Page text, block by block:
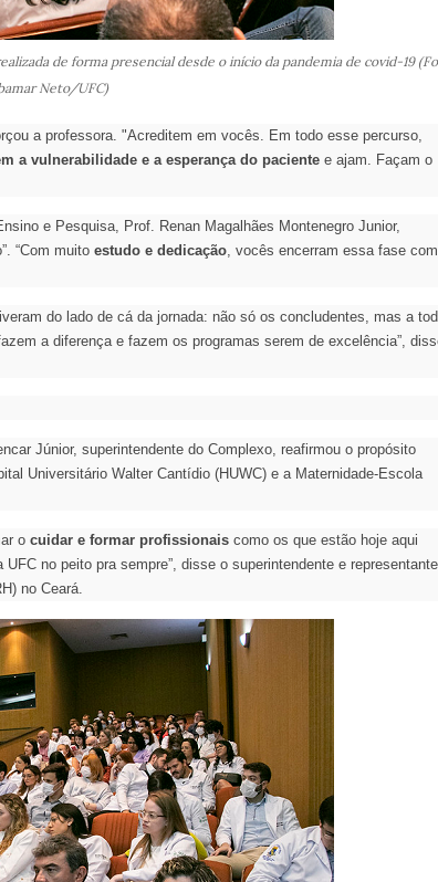
de forma presencial desde o início da pandemia de covid-19
Neto/UFC)
a professora. "Acreditem em vocês. Em todo esse percurso,
a vulnerabilidade e a esperança do paciente e ajam. Façam o
e Pesquisa, Prof. Renan Magalhães Montenegro Junior,
“Com muito estudo e dedicação, vocês encerram essa fase com
do lado de cá da jornada: não só os concludentes, mas a
a diferença e fazem os programas serem de excelência”,
Júnior, superintendente do Complexo, reafirmou o propósito
Universitário Walter Cantídio (HUWC) e a Maternidade-Escola
o cuidar e formar profissionais como os que estão hoje aqui
no peito pra sempre”, disse o superintendente e representante
no Ceará.